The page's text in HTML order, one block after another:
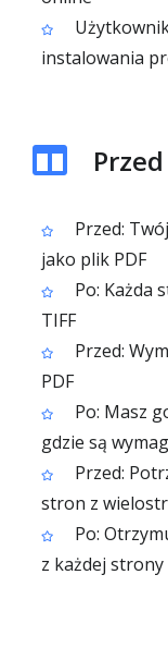
instalowania
Przed:
jako plik PDF
Po: Każda
TIFF
Przed:
PDF
Po: Masz
gdzie są
Przed:
stron z
Po:
z każdej strony